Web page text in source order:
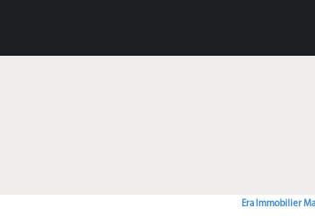
Era Immobilier Marseille Bastide: